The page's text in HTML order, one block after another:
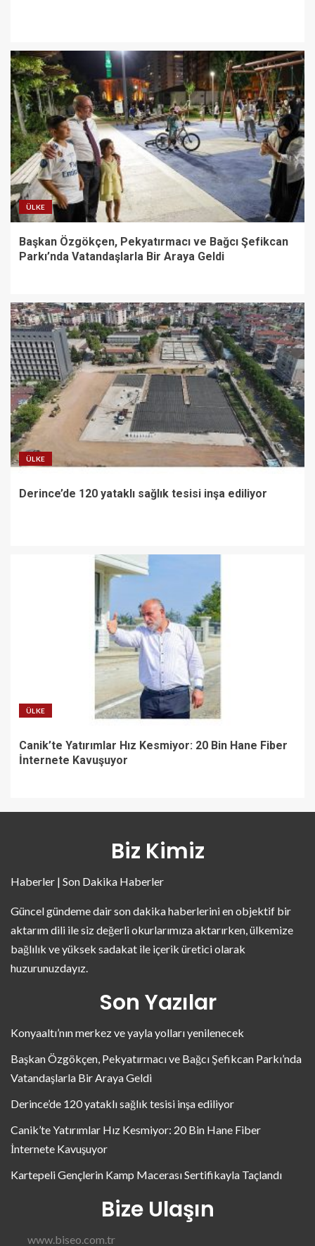
ÜLKE
Başkan Özgökçen, Pekyatırmacı ve Bağcı Şefikcan
Parkı’nda Vatandaşlarla Bir Araya Geldi
ÜLKE
Derince’de 120 yataklı sağlık tesisi inşa ediliyor
ÜLKE
Canik’te Yatırımlar Hız Kesmiyor: 20 Bin Hane Fiber
İnternete Kavuşuyor
Biz Kimiz
Haberler | Son Dakika Haberler
Güncel gündeme dair son dakika haberlerini en objektif bir
aktarım dili ile siz değerli okurlarımıza aktarırken, ülkemize
bağlılık ve yüksek sadakat ile içerik üretici olarak
huzurunuzdayız.
Son Yazılar
Konyaaltı’nın merkez ve yayla yolları yenilenecek
Başkan Özgökçen, Pekyatırmacı ve Bağcı Şefikcan Parkı’nda
Vatandaşlarla Bir Araya Geldi
Derince’de 120 yataklı sağlık tesisi inşa ediliyor
Canik’te Yatırımlar Hız Kesmiyor: 20 Bin Hane Fiber
İnternete Kavuşuyor
Kartepeli Gençlerin Kamp Macerası Sertifikayla Taçlandı
Bize Ulaşın
www.biseo.com.tr